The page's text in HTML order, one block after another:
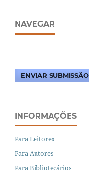
NAVEGAR
ENVIAR SUBMISSÃO
INFORMAÇÕES
Para Leitores
Para Autores
Para Bibliotecários